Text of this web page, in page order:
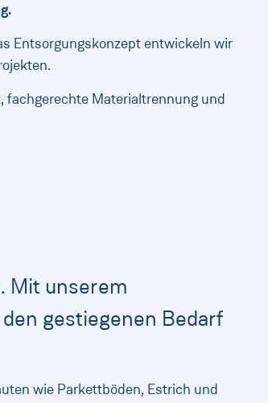
Entsorgungskonzept entwickeln wir
fachgerechte Materialtrennung und
Mit unserem
gestiegenen Bedarf
wie Parkettböden, Estrich und